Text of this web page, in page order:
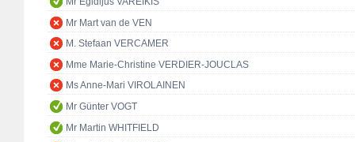
Mr Mart van de VEN
M. Stefaan VERCAMER
Mme Marie-Christine VERDIER-JOUCLAS
Ms Anne-Mari VIROLAINEN
Mr Günter VOGT
Mr Martin WHITFIELD